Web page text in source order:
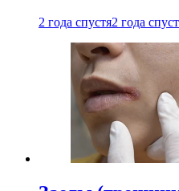
2 года спустя2 года